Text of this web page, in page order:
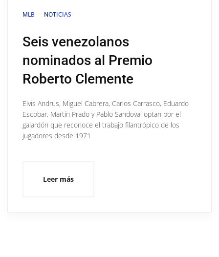
MLB NOTICIAS
Seis venezolanos
nominados al Premio
Roberto Clemente
Elvis Andrus, Miguel Cabrera, Carlos Carrasco, Eduardo
Escobar, Martín Prado y Pablo Sandoval optan por el
galardón que reconoce el trabajo filantrópico de los
jugadores desde 1971
Leer más